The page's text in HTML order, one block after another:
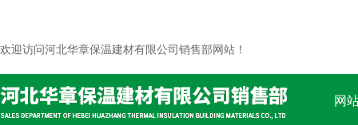
欢迎访问河北华章保温建材有限公司销售部网站！
网